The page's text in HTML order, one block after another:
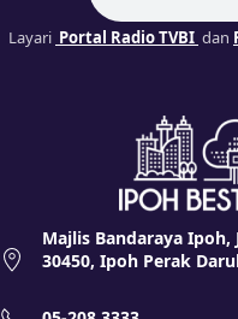
Layari Portal Radio TVBI dan
Majlis Bandaraya
30450, Ipoh Perak